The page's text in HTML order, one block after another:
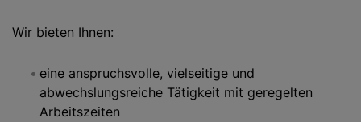
Wir bieten Ihnen:
eine anspruchsvolle, vielseitige und
abwechslungsreiche Tätigkeit mit geregelten
Arbeitszeiten